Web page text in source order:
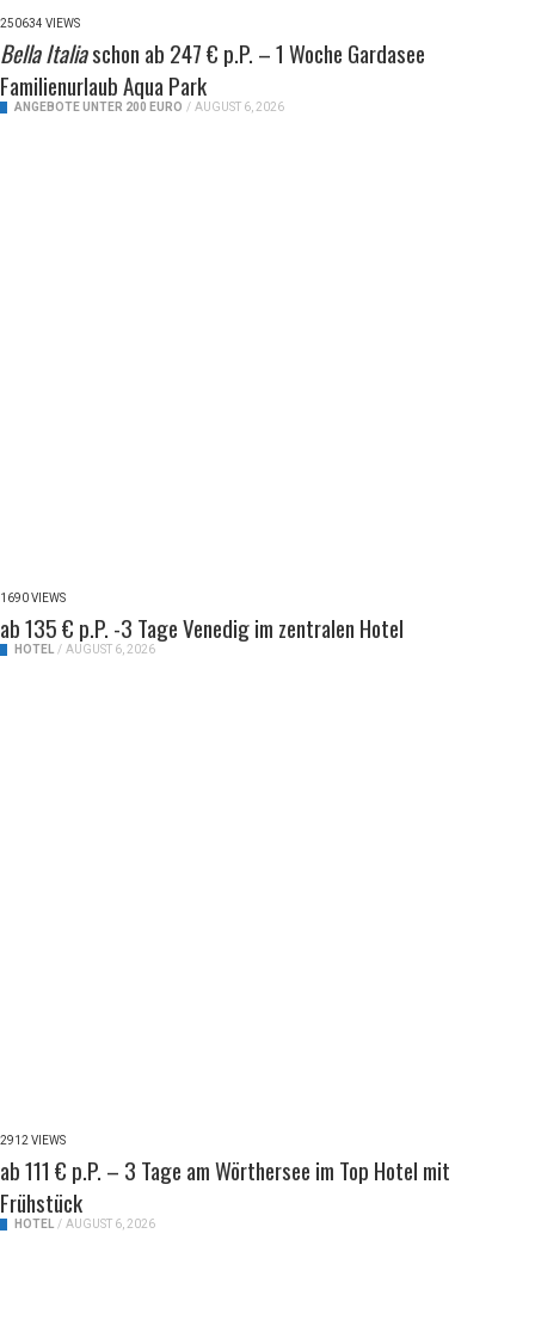
250634 VIEWS
Bella Italiaschon ab 247 € p.P. – 1 Woche Gardasee
Familienurlaub Aqua Park
ANGEBOTE UNTER 200 EURO / AUGUST 6, 2026
1690 VIEWS
ab 135 € p.P. -3 Tage Venedig im zentralen Hotel
HOTEL / AUGUST 6, 2026
2912 VIEWS
ab 111 € p.P. – 3 Tage am Wörthersee im Top Hotel mit
Frühstück
HOTEL / AUGUST 6, 2026